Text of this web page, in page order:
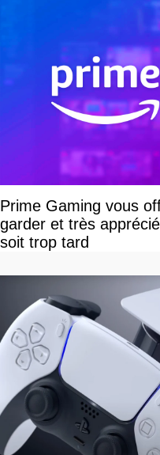
Prime Gaming vous
garder et très
soit trop tard